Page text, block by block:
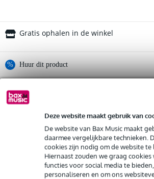
Deze website maakt gebruik van
De website van Bax Music maakt
daarmee vergelijkbare technieken.
cookies zijn nodig om de website
Hiernaast zouden we graag
functies voor social media te
personaliseren en om ons
Gratis ophalen in de winkel
% Huur dit product
Huur dit product al vanaf 71 euro per
Huur meerdere producten tegelijk: min. €
€ 2.500,-
Gratis thuisbezorgd of op te halen in de
Al na 4 maanden maandelijks opzegbaar
De mogelijkheid om je product(en) met
Snelle vervanging door Bax Music bij
Productinformatie
Bekijk ook eens (4)